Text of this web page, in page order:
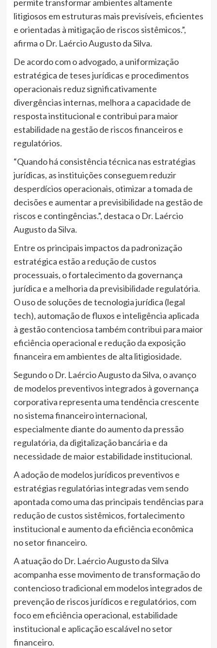
permite transformar ambientes altamente
litigiosos em estruturas mais previsíveis, eficientes
e orientadas à mitigação de riscos sistêmicos.”,
afirma o Dr. Laércio Augusto da Silva.
De acordo com o advogado, a uniformização
estratégica de teses jurídicas e procedimentos
operacionais reduz significativamente
divergências internas, melhora a capacidade de
resposta institucional e contribui para maior
estabilidade na gestão de riscos financeiros e
regulatórios.
“Quando há consistência técnica nas estratégias
jurídicas, as instituições conseguem reduzir
desperdícios operacionais, otimizar a tomada de
decisões e aumentar a previsibilidade na gestão de
riscos e contingências.”, destaca o Dr. Laércio
Augusto da Silva.
Entre os principais impactos da padronização
estratégica estão a redução de custos
processuais, o fortalecimento da governança
jurídica e a melhoria da previsibilidade regulatória.
O uso de soluções de tecnologia jurídica (legal
tech), automação de fluxos e inteligência aplicada
à gestão contenciosa também contribui para maior
eficiência operacional e redução da exposição
financeira em ambientes de alta litigiosidade.
Segundo o Dr. Laércio Augusto da Silva, o avanço
de modelos preventivos integrados à governança
corporativa representa uma tendência crescente
no sistema financeiro internacional,
especialmente diante do aumento da pressão
regulatória, da digitalização bancária e da
necessidade de maior estabilidade institucional.
A adoção de modelos jurídicos preventivos e
estratégias regulatórias integradas vem sendo
apontada como uma das principais tendências para
redução de custos sistêmicos, fortalecimento
institucional e aumento da eficiência econômica
no setor financeiro.
A atuação do Dr. Laércio Augusto da Silva
acompanha esse movimento de transformação do
contencioso tradicional em modelos integrados de
prevenção de riscos jurídicos e regulatórios, com
foco em eficiência operacional, estabilidade
institucional e aplicação escalável no setor
financeiro.